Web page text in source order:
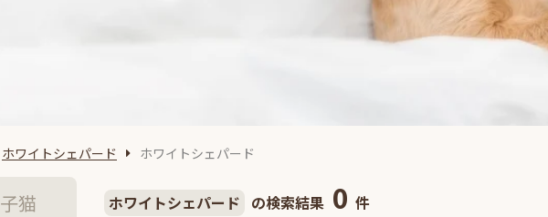
ホワイトシェパード ホワイトシェパード
子猫 ホワイトシェパード の検索結果 0 件